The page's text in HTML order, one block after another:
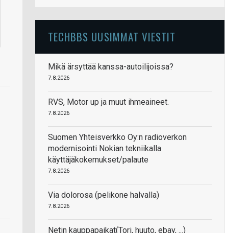
TECHBBS UUSIMMAT VIESTIT
Mikä ärsyttää kanssa-autoilijoissa?
7.8.2026
RVS, Motor up ja muut ihmeaineet.
7.8.2026
Suomen Yhteisverkko Oy:n radioverkon
modernisointi Nokian tekniikalla
käyttäjäkokemukset/palaute
7.8.2026
Via dolorosa (pelikone halvalla)
7.8.2026
Netin kauppapaikat(Tori, huuto, ebay, ...)